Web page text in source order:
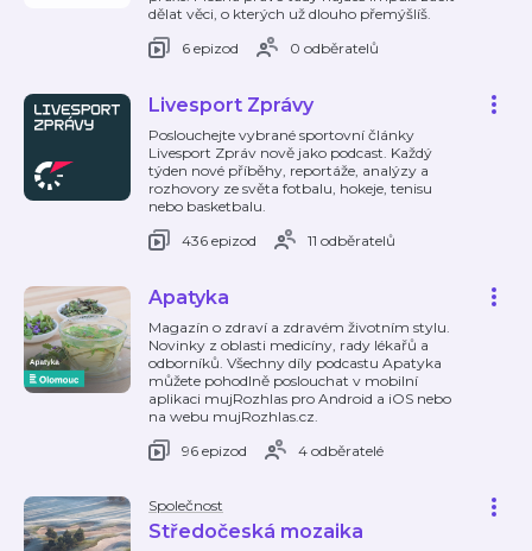
dělat věci, o kterých už dlouho přemýšlíš.
6 epizod
0 odběratelů
Livesport Zprávy
Poslouchejte vybrané sportovní články
Livesport Zpráv nově jako podcast. Každý
týden nové příběhy, reportáže, analýzy a
rozhovory ze světa fotbalu, hokeje, tenisu
nebo basketbalu.
436 epizod
11 odběratelů
Apatyka
Magazín o zdraví a zdravém životním stylu.
Novinky z oblasti medicíny, rady lékařů a
odborníků. Všechny díly podcastu Apatyka
můžete pohodlně poslouchat v mobilní
aplikaci mujRozhlas pro Android a iOS nebo
na webu mujRozhlas.cz.
96 epizod
4 odběratelé
Společnost
Středočeská mozaika